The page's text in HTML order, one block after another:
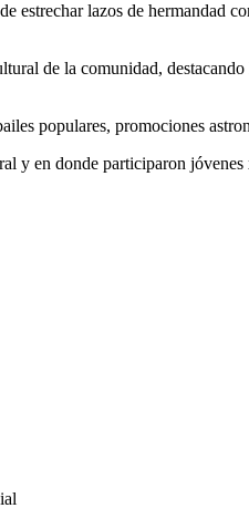
lazos de hermandad
de la comunidad,
populares, promociones
y en donde participaron jóvenes